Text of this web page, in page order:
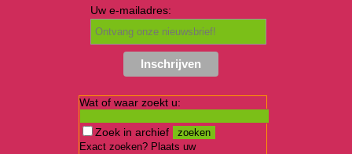
Uw e-mailadres:
Wat of waar zoekt u:
Zoek in archief
Exact zoeken? Plaats uw